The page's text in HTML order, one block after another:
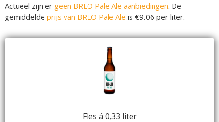
Actueel zijn er geen BRLO Pale Ale aanbiedingen. De
gemiddelde prijs van BRLO Pale Ale is €9,06 per liter.
Fles á 0,33 liter